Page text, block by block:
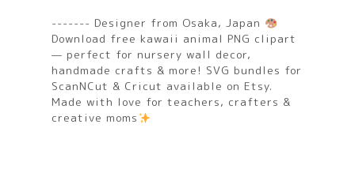
------- Designer from Osaka, Japan
Download free kawaii animal PNG clipart
— perfect for nursery wall decor,
handmade crafts & more! SVG bundles for
ScanNCut & Cricut available on Etsy.
Made with love for teachers, crafters &
creative moms